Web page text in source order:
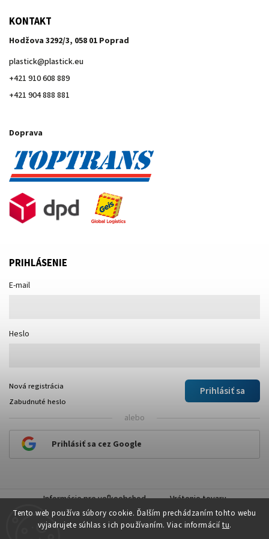
Tento web používa súbory cookie. Ďalším prechádzaním tohto webu
vyjadrujete súhlas s ich používaním. Viac informácií tu.
KONTAKT
Hodžova 3292/3, 058 01 Poprad
plastick@plastick.eu
+421 910 608 889
+421 904 888 881
Doprava
PRIHLÁSENIE
E-mail
Heslo
Prihlásiť sa
Nová registrácia
Zabudnuté heslo
alebo
Prihlásiť sa cez Google
Informácie pre veľkoobchod Vrátenie tovaru